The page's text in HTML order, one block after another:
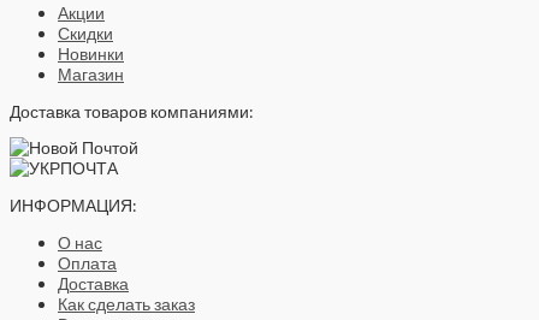
Акции
Скидки
Новинки
Магазин
Доставка товаров компаниями:
ИНФОРМАЦИЯ:
О нас
Оплата
Доставка
Как сделать заказ